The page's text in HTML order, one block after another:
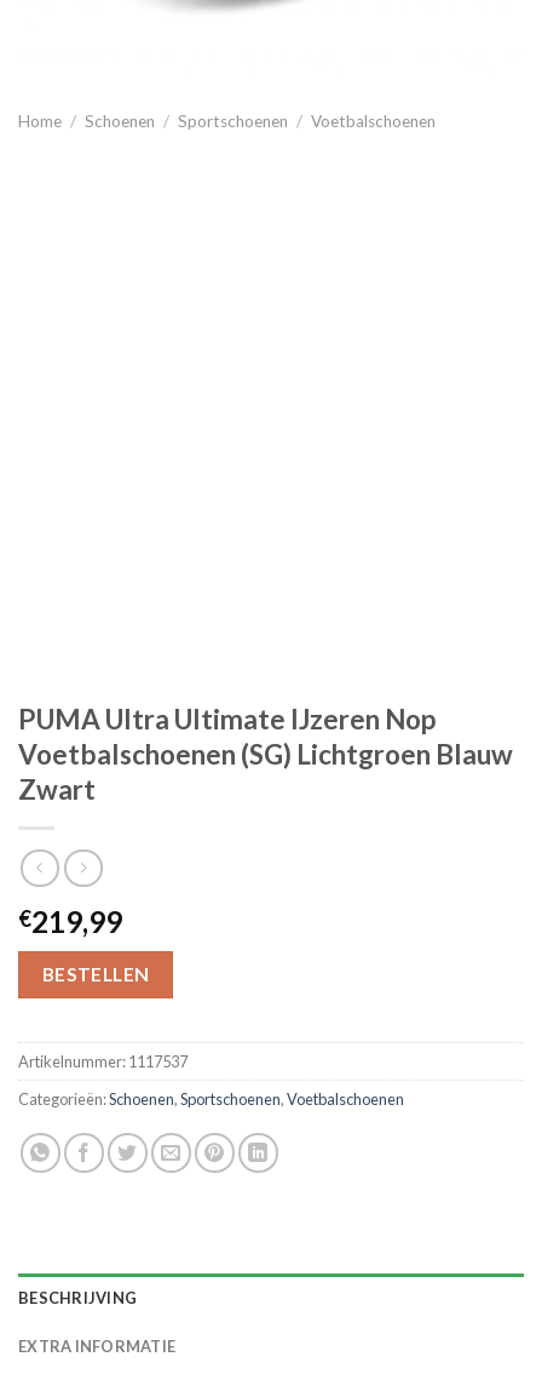
Home / Schoenen / Sportschoenen / Voetbalschoenen
PUMA Ultra Ultimate IJzeren Nop
Voetbalschoenen (SG) Lichtgroen Blauw
Zwart
€219,99
BESTELLEN
Artikelnummer:1117537
Categorieën:Schoenen,Sportschoenen,Voetbalschoenen
BESCHRIJVING
EXTRA INFORMATIE